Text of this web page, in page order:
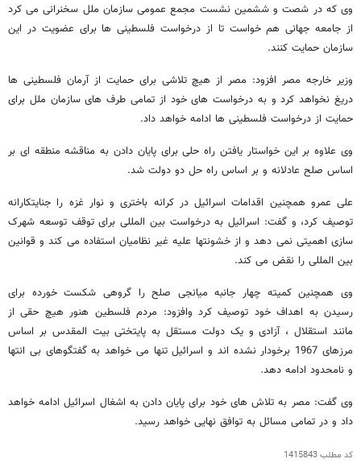
وی که در شصت و ششمین نشست مجمع عمومی سازمان ملل سخنرانی می کرد
از جامعه جهانی هم خواست تا از درخواست فلسطینی ها برای عضویت در این
سازمان حمایت کنند.
وزیر خارجه مصر افزود: مصر از هیچ تلاشی برای حمایت از آرمان فلسطینی ها
دریغ نخواهد کرد و به درخواست های خود از تمامی طرف های سازمان ملل برای
حمایت از درخواست فلسطینی ها ادامه خواهد داد.
وی علاوه بر این خواستار یافتن راه حلی برای پایان دادن به مناقشه منطقه ای بر
اساس صلح عادلانه و بر اساس راه حل دو دولت شد.
علی عمرو همچنین اقدامات اسرائیل در کرانه باختری و نوار غزه را جنایتکارانه
توصیف کرد، و گفت: اسرائیل به درخواست بین المللی برای توقف توسعه شهرک
سازی اهمیتی نمی دهد و از خشونتها علیه غیر نظامیان استفاده می کند و قوانین
بین المللی را نقض می کند.
وی همچنین کمیته چهار جانبه میانجی صلح را گروهی شکست خورده برای
رسیدن به اهداف خود توصیف کرد وافزود: مردم فلسطین هنور هیچ حقی از
مانند استقلال ، آزادی و یک دولت مستقل به پایتختی بیت المقدس بر اساس
مرزهای 1967 برخودار نشده اند و اسرائیل تنها می خواهد به گفتگوهای بی انتها
و نامحدود ادامه دهد.
وی گفت: مصر به تلاش های خود برای پایان دادن به اشغال اسرائیل ادامه خواهد
داد و در تمامی مسائل به توافق نهایی خواهد رسید.
کد مطلب1415843